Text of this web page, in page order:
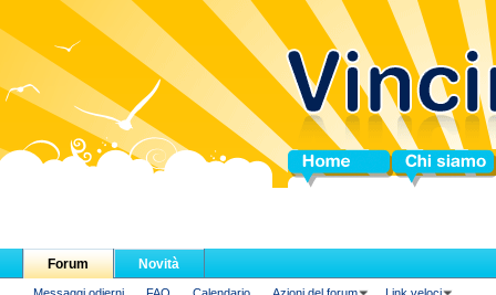
Home Chi siamo
Forum Novità